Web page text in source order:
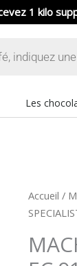
1 kilo
Les
Accueil /
quantité
de